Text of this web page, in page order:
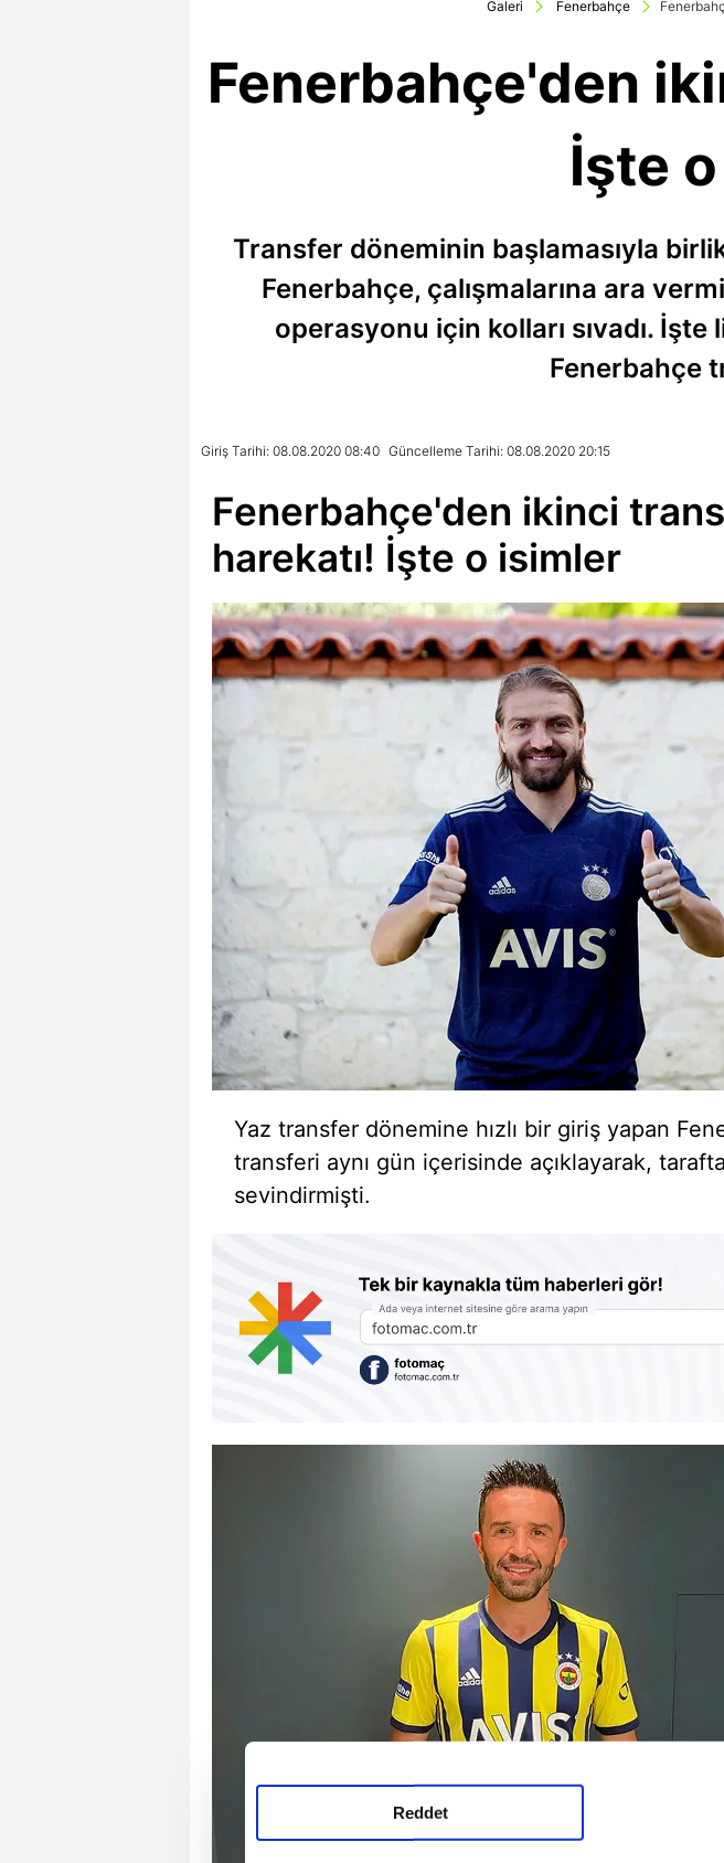
Reddet
Galeri Fenerbahçe
Fenerbahçe'den
İşte
Transfer döneminin başlamasıyla
Fenerbahçe, çalışmalarına ara
operasyonu için kolları sıvadı.
Fenerbahçe
Giriş Tarihi: 08.08.2020 08:40 Güncelleme Tarihi: 08.08.2020 20:15
Fenerbahçe'den ikinci
harekatı! İşte o isimler
Yaz transfer dönemine hızlı bir giriş yapan
transferi aynı gün içerisinde açıklayarak,
sevindirmişti.